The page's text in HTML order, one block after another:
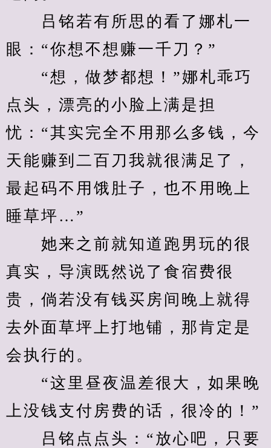
吕铭若有所思的看了娜札一
眼：“你想不想赚一千刀？”
“想，做梦都想！”娜札乖巧
点头，漂亮的小脸上满是担
忧：“其实完全不用那么多钱，今
天能赚到二百刀我就很满足了，
最起码不用饿肚子，也不用晚上
睡草坪…”
她来之前就知道跑男玩的很
真实，导演既然说了食宿费很
贵，倘若没有钱买房间晚上就得
去外面草坪上打地铺，那肯定是
会执行的。
“这里昼夜温差很大，如果晚
上没钱支付房费的话，很冷的！”
吕铭点点头：“放心吧，只要